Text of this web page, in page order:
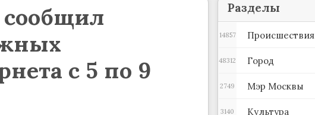
сообщил
с 5 по 9
Разделы
Происшествия
14857
Город
48312
Мэр Москвы
2749
Культура
3140